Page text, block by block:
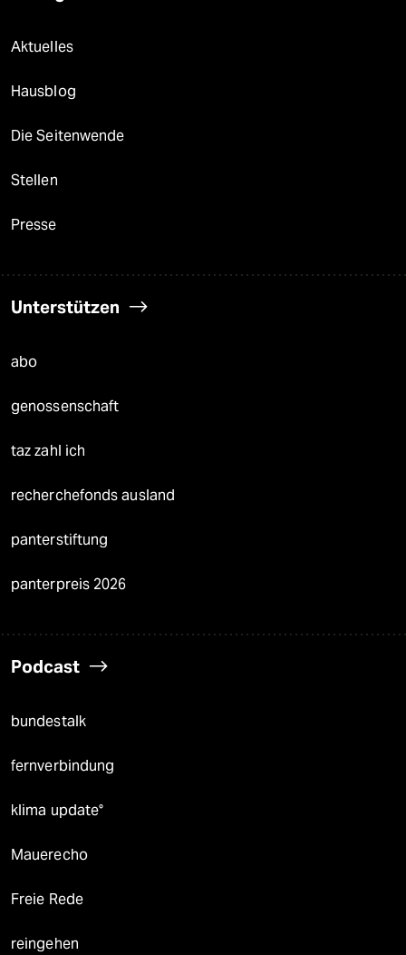
Aktuelles
Hausblog
Die Seitenwende
Stellen
Presse
Unterstützen
abo
genossenschaft
taz zahl ich
recherchefonds ausland
panterstiftung
panterpreis 2026
Podcast
bundestalk
fernverbindung
klima update°
Mauerecho
Freie Rede
reingehen